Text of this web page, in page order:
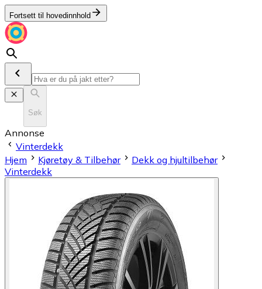
Fortsett til hovedinnhold
Søk
Annonse
Vinterdekk
Hjem
Kjøretøy & Tilbehør
Dekk og hjultilbehør
Vinterdekk